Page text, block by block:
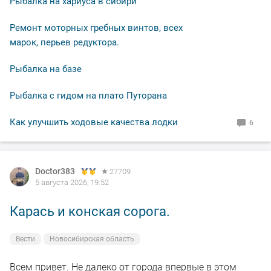
по времени минут пятнадцать, затем будто там язя и
не было.
В общем свободное "окно" закрыл рыбалкой, чему и
рад.
По уровню воды всё путём, особых спадов и скачков
Рыбакам, НХНЧ и рыбацких дней!
Ремонт моторных гребных винтов, всех
марок, перьев редуктора.
Рыбалка на базе
Рыбалка с гидом на плато Путорана
Как улучшить ходовые качества лодки 6
Doctor383
27709
5 августа 2026, 19:52
Карась и конская сорога.
Вести Новосибирская область
Всем привет. Не далеко от города впервые в этом